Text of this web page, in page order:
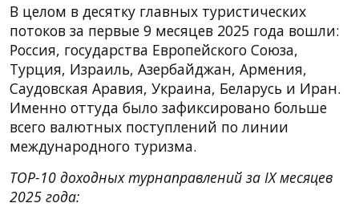
В целом в десятку главных туристических
потоков за первые 9 месяцев 2025 года вошли:
Россия, государства Европейского Союза,
Турция, Израиль, Азербайджан, Армения,
Саудовская Аравия, Украина, Беларусь и Иран.
Именно оттуда было зафиксировано больше
всего валютных поступлений по линии
международного туризма.
TOP-10 доходных турнаправлений за IX месяцев
2025 года: